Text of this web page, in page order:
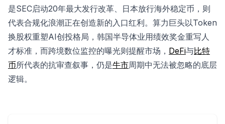
是SEC启动20年最大发行改革、日本放行海外稳定币，则
代表合规化浪潮正在创造新的入口红利。算力巨头以Token
换股权重塑AI创投格局，韩国半导体业用绩效奖金重写人
才标准，而跨境数位监控的曝光则提醒市场， DeFi与比特
币所代表的抗审查叙事，仍是牛市周期中无法被忽略的底层
逻辑。